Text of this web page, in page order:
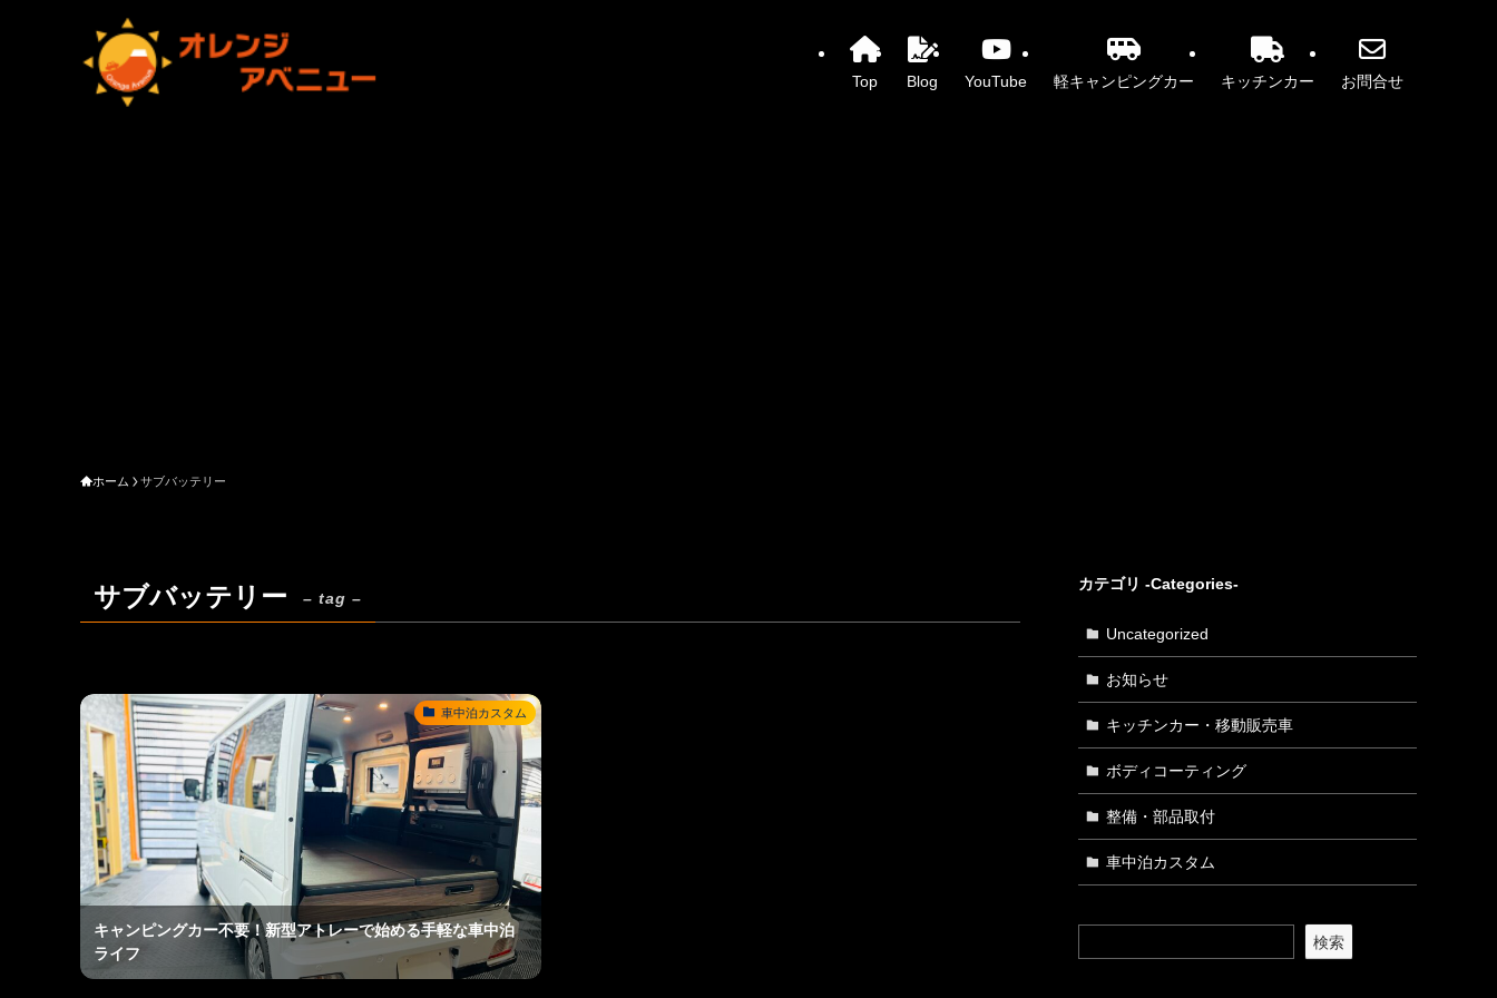
Top Blog YouTube 軽キャンピングカー キッチンカー お問合せ
ホーム サブバッテリー
サブバッテリー – tag –
車中泊カスタム
キャンピングカー不要！新型アトレーで始める手軽な車中泊
ライフ
カテゴリ -Categories-
Uncategorized
お知らせ
キッチンカー・移動販売車
ボディコーティング
整備・部品取付
車中泊カスタム
検索